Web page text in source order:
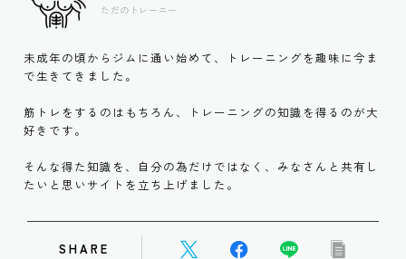
ただのトレーニー
未成年の頃からジムに通い始めて、トレーニングを趣味に今ま
で生きてきました。
筋トレをするのはもちろん、トレーニングの知識を得るのが大
好きです。
そんな得た知識を、自分の為だけではなく、みなさんと共有し
たいと思いサイトを立ち上げました。
SHARE